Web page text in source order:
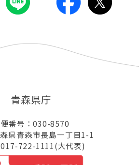
青森県庁
番号：030-8570
県青森市長島一丁目1-1
722-1111(大代表)